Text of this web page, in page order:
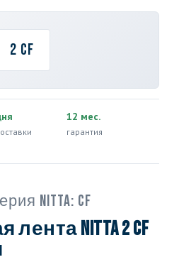
2 CF
12 мес.
гарантия
Nitta: CF
Nitta 2 CF